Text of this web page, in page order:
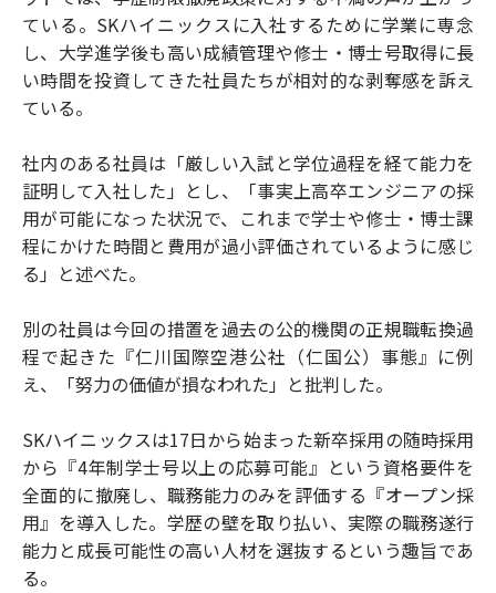
ている。SKハイニックスに入社するために学業に専念
し、大学進学後も高い成績管理や修士・博士号取得に長
い時間を投資してきた社員たちが相対的な剥奪感を訴え
ている。
社内のある社員は「厳しい入試と学位過程を経て能力を
証明して入社した」とし、「事実上高卒エンジニアの採
用が可能になった状況で、これまで学士や修士・博士課
程にかけた時間と費用が過小評価されているように感じ
る」と述べた。
別の社員は今回の措置を過去の公的機関の正規職転換過
程で起きた『仁川国際空港公社（仁国公）事態』に例
え、「努力の価値が損なわれた」と批判した。
SKハイニックスは17日から始まった新卒採用の随時採用
から『4年制学士号以上の応募可能』という資格要件を
全面的に撤廃し、職務能力のみを評価する『オープン採
用』を導入した。学歴の壁を取り払い、実際の職務遂行
能力と成長可能性の高い人材を選抜するという趣旨であ
る。